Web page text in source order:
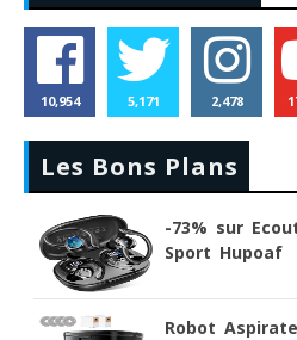
10,954 5,171 2,478
Les Bons Plans
-73% sur
Sport Hupoaf
Robot